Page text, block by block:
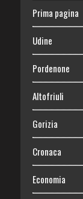
Prima pagina
Udine
Pordenone
Altofriuli
Gorizia
Cronaca
Economia